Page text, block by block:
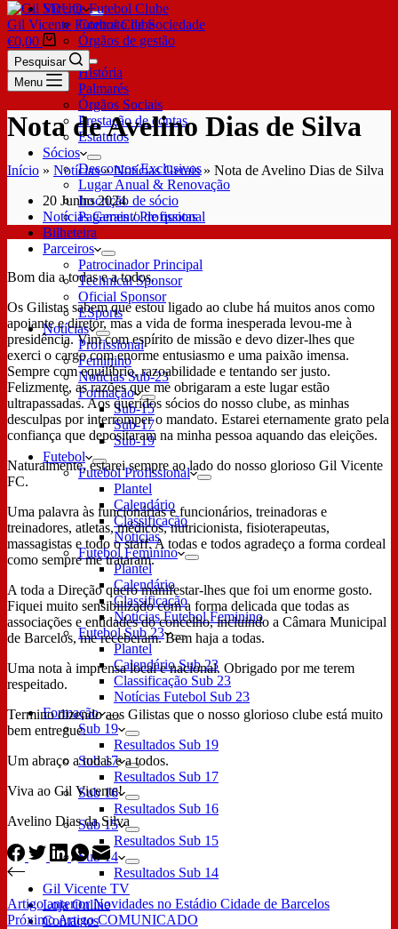
SDUQ
Contrato de Sociedade
Órgãos de gestão
Clube
História
Palmarés
Órgãos Sociais
Prestação de contas
Estatutos
Sócios
Descontos Exclusivos
Lugar Anual & Renovação
Inscrição de sócio
Pagamento de quotas
Bilheteira
Parceiros
Patrocinador Principal
Technical Sponsor
Oficial Sponsor
ESports
Notícias
Profissional
Feminino
Notícias Sub-23
Formação
Sub-15
Sub-17
Sub-19
Futebol
Futebol Profissional
Plantel
Calendário
Classificação
Notícias
Futebol Feminino
Plantel
Calendário
Classificação
Notícias Futebol Feminino
Futebol Sub 23
Plantel
Calendário Sub 23
Classificação Sub 23
Notícias Futebol Sub 23
Formação
Sub 19
Resultados Sub 19
Sub 17
Resultados Sub 17
Sub 16
Resultados Sub 16
Sub 15
Resultados Sub 15
Sub 14
Resultados Sub 14
Gil Vicente TV
Loja Online
Contactos
Gil Vicente Futebol Clube
€0,00
Pesquisar
Menu
Nota de Avelino Dias de Silva
Início » Notícias»Notícias Gerais» Nota de Avelino Dias de Silva
20 Junho 2024
Notícias Gerais/Profissional
Bom dia a todas e a todos.
Os Gilistas sabem que estou ligado ao clube há muitos anos como
apoiante e diretor, mas a vida de forma inesperada levou-me à
presidência. Vim com espírito de missão e devo dizer-lhes que
exerci o cargo com enorme entusiasmo e uma paixão imensa.
Sempre com equilíbrio, razoabilidade e tentando ser justo.
Felizmente, as razões que me obrigaram a este lugar estão
ultrapassadas. Aos queridos sócios do nosso clube, as minhas
desculpas por interromper o mandato. Estarei eternamente grato pela
confiança que depositaram na minha pessoa aquando das eleições.
Naturalmente, estarei sempre ao lado do nosso glorioso Gil Vicente
FC.
Uma palavra às funcionárias e funcionários, treinadoras e
treinadores, atletas, médicos, nutricionista, fisioterapeutas,
massagistas e todo o staff. A todas e todos agradeço a forma cordeal
como sempre me trataram.
A toda a Direção quero manifestar-lhes que foi um enorme gosto.
Fiquei muito sensibilizado com a forma delicada que todas as
associações e entidades do concelho, incluindo a Câmara Municipal
de Barcelos, me receberam. Bem haja a todas.
Uma nota à imprensa local e nacional. Obrigado por me terem
respeitado.
Termino dizendo aos Gilistas que o nosso glorioso clube está muito
bem entregue.
Um abraço a todas e a todos.
Viva ao Gil Vicente!
Avelino Dias da Silva
ArtigoanteriorNovidades no Estádio Cidade de Barcelos
PróximoArtigo COMUNICADO